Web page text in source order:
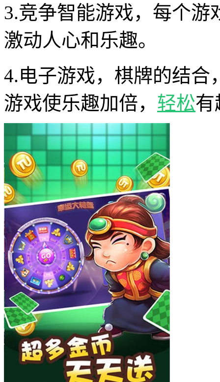
3.竞争智能游戏，每个
激动人心和乐趣。
4.电子游戏，棋牌的结合
游戏使乐趣加倍， 轻松有